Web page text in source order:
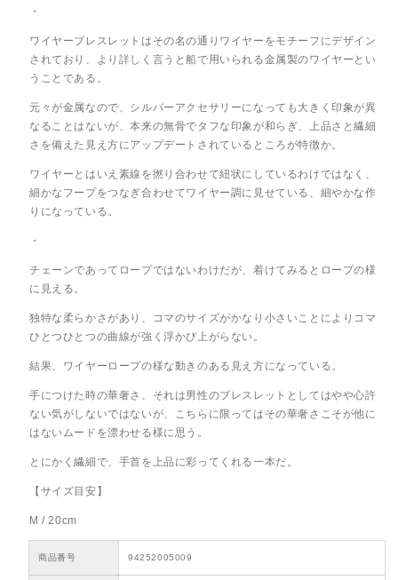
・
ワイヤーブレスレットはその名の通りワイヤーをモチーフにデザイン
されており、より詳しく言うと船で用いられる金属製のワイヤーとい
うことである。
元々が金属なので、シルバーアクセサリーになっても大きく印象が異
なることはないが、本来の無骨でタフな印象が和らぎ、上品さと繊細
さを備えた見え方にアップデートされているところが特徴か。
ワイヤーとはいえ素線を撚り合わせて紐状にしているわけではなく、
細かなフープをつなぎ合わせてワイヤー調に見せている、細やかな作
りになっている。
・
チェーンであってロープではないわけだが、着けてみるとロープの様
に見える。
独特な柔らかさがあり、コマのサイズがかなり小さいことによりコマ
ひとつひとつの曲線が強く浮かび上がらない。
結果、ワイヤーロープの様な動きのある見え方になっている。
手につけた時の華奢さ、それは男性のブレスレットとしてはやや心許
ない気がしないではないが、こちらに限ってはその華奢さこそが他に
はないムードを漂わせる様に思う。
とにかく繊細で、手首を上品に彩ってくれる一本だ。
【サイズ目安】
M / 20cm
商品番号 94252005009